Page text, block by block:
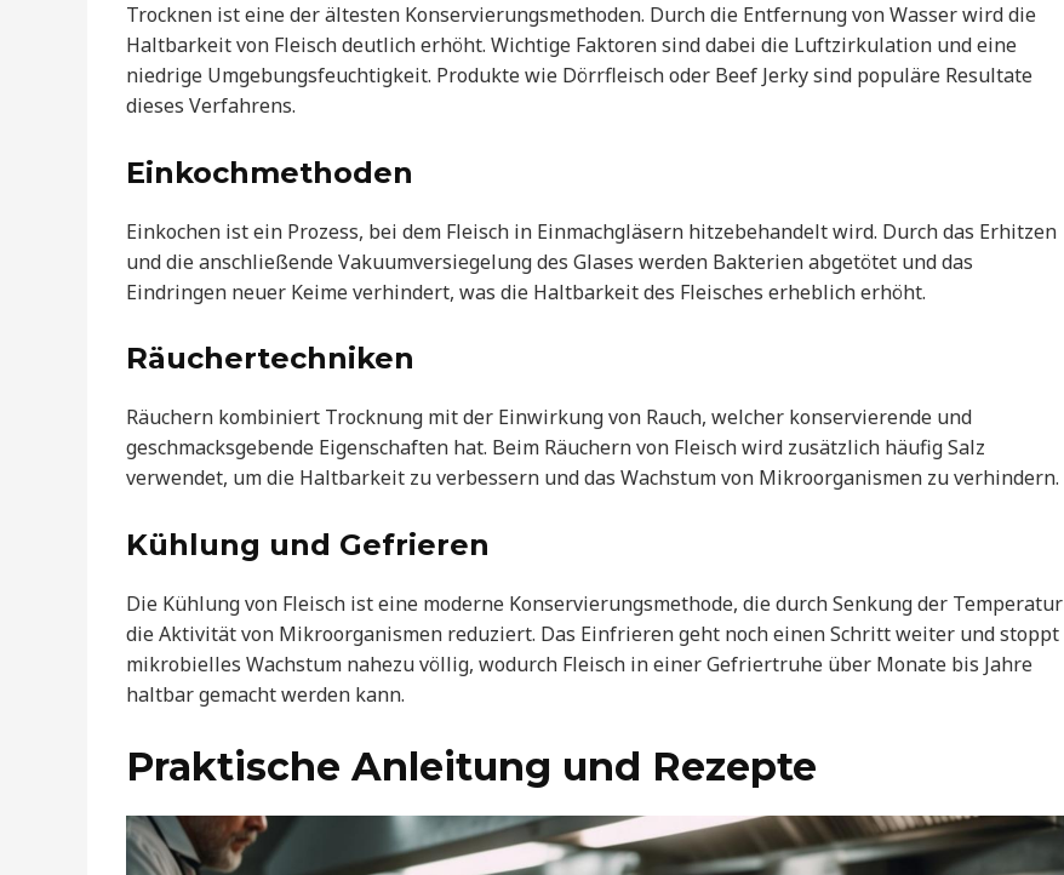
Trocknen ist eine der ältesten Konservierungsmethoden. Durch die Entfernung von Wasser wird die
Haltbarkeit von Fleisch deutlich erhöht. Wichtige Faktoren sind dabei die Luftzirkulation und eine
niedrige Umgebungsfeuchtigkeit. Produkte wie Dörrfleisch oder Beef Jerky sind populäre Resultate
dieses Verfahrens.
Einkochmethoden
Einkochen ist ein Prozess, bei dem Fleisch in Einmachgläsern hitzebehandelt wird. Durch das Erhitzen
und die anschließende Vakuumversiegelung des Glases werden Bakterien abgetötet und das
Eindringen neuer Keime verhindert, was die Haltbarkeit des Fleisches erheblich erhöht.
Räuchertechniken
Räuchern kombiniert Trocknung mit der Einwirkung von Rauch, welcher konservierende und
geschmacksgebende Eigenschaften hat. Beim Räuchern von Fleisch wird zusätzlich häufig Salz
verwendet, um die Haltbarkeit zu verbessern und das Wachstum von Mikroorganismen zu verhindern.
Kühlung und Gefrieren
Die Kühlung von Fleisch ist eine moderne Konservierungsmethode, die durch Senkung der Temperatur
die Aktivität von Mikroorganismen reduziert. Das Einfrieren geht noch einen Schritt weiter und stoppt
mikrobielles Wachstum nahezu völlig, wodurch Fleisch in einer Gefriertruhe über Monate bis Jahre
haltbar gemacht werden kann.
Praktische Anleitung und Rezepte